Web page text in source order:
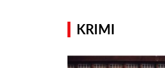
KRIMI